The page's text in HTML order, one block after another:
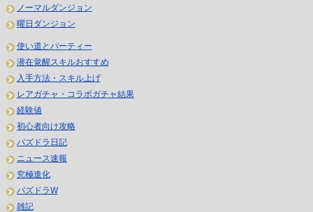
ノーマルダンジョン
曜日ダンジョン
使い道とパーティー
潜在覚醒スキルおすすめ
入手方法・スキル上げ
レアガチャ・コラボガチャ結果
経験値
初心者向け攻略
パズドラ日記
ニュース速報
究極進化
パズドラW
雑記